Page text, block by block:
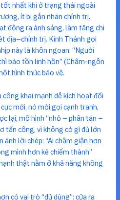
tốt nhất khi ở trạng thái ngoài
ít bị gắn nhãn chính trị.
động ra ánh sáng, làm tăng chi
địa–chính trị. Kinh Thánh gọi
này là khôn ngoan: “Người
bảo tồn linh hồn” (Châm-ngôn
hình thức bảo vệ.
khai mạnh dễ kích hoạt đối
mới, nó mời gọi cạnh tranh,
lại, mô hình “nhỏ – phân tán –
tấn công, vì không có gì đủ lớn
ánh lời chép: “Ai chậm giận hơn
mình hơn kẻ chiếm thành”
thật nằm ở khả năng không
có vai trò “đủ dùng”: cửa ra